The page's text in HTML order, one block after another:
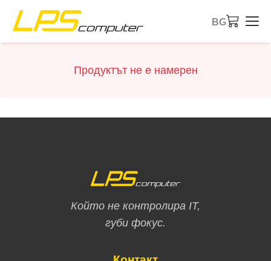
BG
Продуктът не е намерен
Който не контролира IT,
губи фокус.